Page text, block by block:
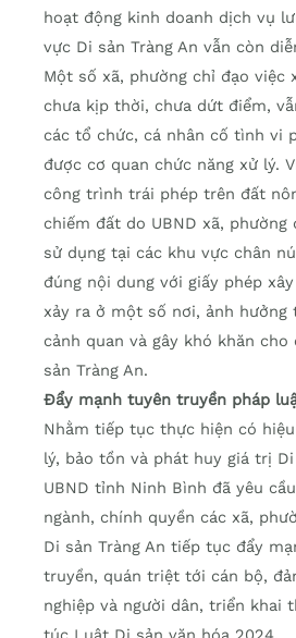
hoạt động kinh doanh dịch vụ
vực Di sản Tràng An vẫn còn
Một số xã, phường chỉ đạo việc
chưa kịp thời, chưa dứt điểm,
các tổ chức, cá nhân cố tình vi
được cơ quan chức năng xử lý.
công trình trái phép trên đất
chiếm đất do UBND xã, phường
sử dụng tại các khu vực chân
đúng nội dung với giấy phép
xảy ra ở một số nơi, ảnh hưởng
cảnh quan và gây khó khăn
sản Tràng An.
Đẩy mạnh tuyên truyền pháp
Nhằm tiếp tục thực hiện có
lý, bảo tồn và phát huy giá trị Di
UBND tỉnh Ninh Bình đã yêu
ngành, chính quyền các xã,
Di sản Tràng An tiếp tục đẩy
truyền, quán triệt tới cán bộ,
nghiệp và người dân, triển khai